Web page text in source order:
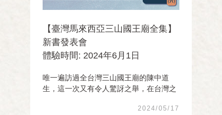
【臺灣馬來西亞三山國王廟全集】
新書發表會
體驗時間: 2024年6月1日
唯一遍訪過全台灣三山國王廟的陳中道
生，這一次又有令人驚訝之舉，在台灣之
調查。 6月1日，他將在清水散步跟大家分
2024/05/17